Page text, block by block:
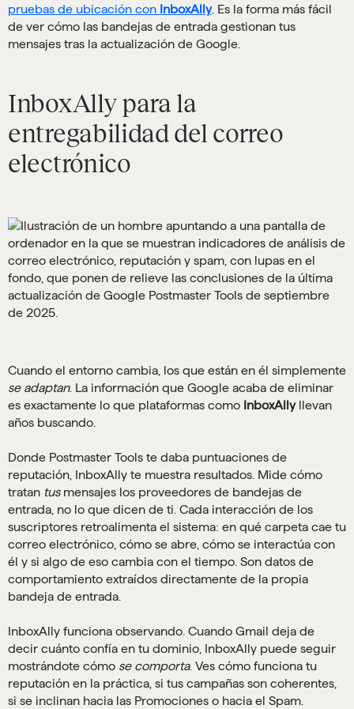
pruebas de ubicación con InboxAlly. Es la forma más fácil
de ver cómo las bandejas de entrada gestionan tus
mensajes tras la actualización de Google.
InboxAlly para la
entregabilidad del correo
electrónico
Cuando el entorno cambia, los que están en él simplemente
se adaptan. La información que Google acaba de eliminar
es exactamente lo que plataformas como InboxAllyllevan
años buscando.
Donde Postmaster Tools te daba puntuaciones de
reputación, InboxAlly te muestra resultados. Mide cómo
tratan tusmensajes los proveedores de bandejas de
entrada, no lo que dicen de ti. Cada interacción de los
suscriptores retroalimenta el sistema: en qué carpeta cae tu
correo electrónico, cómo se abre, cómo se interactúa con
él y si algo de eso cambia con el tiempo. Son datos de
comportamiento extraídos directamente de la propia
bandeja de entrada.
InboxAlly funciona observando. Cuando Gmail deja de
decir cuánto confía en tu dominio, InboxAlly puede seguir
mostrándote cómo se comporta. Ves cómo funciona tu
reputación en la práctica, si tus campañas son coherentes,
si se inclinan hacia las Promociones o hacia el Spam.